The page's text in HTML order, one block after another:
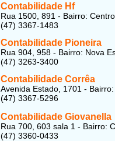
Contabilidade Hf
Rua 1500, 891 - Bairro:
(47) 3367-1483
Contabilidade Pioneira
Rua 904, 958 - Bairro: Nova
(47) 3263-3400
Contabilidade Corrêa
Avenida Estado, 1701 -
(47) 3367-5296
Contabilidade Giovanella
Rua 700, 603 sala 1 - Bairro:
(47) 3360-0433